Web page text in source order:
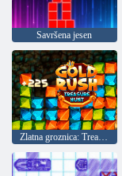
Savršena jesen
Zlatna groznica: Treasure Hunter